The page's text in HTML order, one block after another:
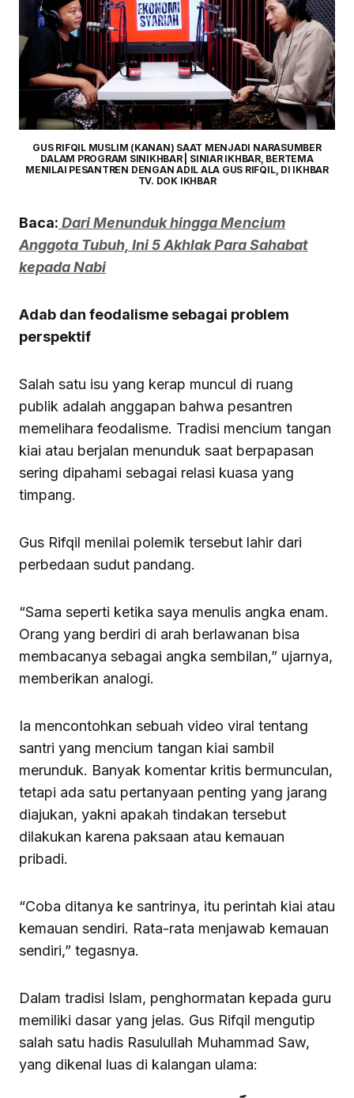
GUS RIFQIL MUSLIM (KANAN) SAAT MENJADI NARASUMBER
DALAM PROGRAM SINIKHBAR | SINIAR IKHBAR, BERTEMA
MENILAI PESANTREN DENGAN ADIL ALA GUS RIFQIL, DI IKHBAR
TV. DOK IKHBAR
Baca: Dari Menunduk hingga Mencium
Anggota Tubuh, Ini 5 Akhlak Para Sahabat
kepada Nabi
Adab dan feodalisme sebagai problem
perspektif
Salah satu isu yang kerap muncul di ruang
publik adalah anggapan bahwa pesantren
memelihara feodalisme. Tradisi mencium tangan
kiai atau berjalan menunduk saat berpapasan
sering dipahami sebagai relasi kuasa yang
timpang.
Gus Rifqil menilai polemik tersebut lahir dari
perbedaan sudut pandang.
“Sama seperti ketika saya menulis angka enam.
Orang yang berdiri di arah berlawanan bisa
membacanya sebagai angka sembilan,” ujarnya,
memberikan analogi.
Ia mencontohkan sebuah video viral tentang
santri yang mencium tangan kiai sambil
merunduk. Banyak komentar kritis bermunculan,
tetapi ada satu pertanyaan penting yang jarang
diajukan, yakni apakah tindakan tersebut
dilakukan karena paksaan atau kemauan
pribadi.
“Coba ditanya ke santrinya, itu perintah kiai atau
kemauan sendiri. Rata-rata menjawab kemauan
sendiri,” tegasnya.
Dalam tradisi Islam, penghormatan kepada guru
memiliki dasar yang jelas. Gus Rifqil mengutip
salah satu hadis Rasulullah Muhammad Saw,
yang dikenal luas di kalangan ulama: